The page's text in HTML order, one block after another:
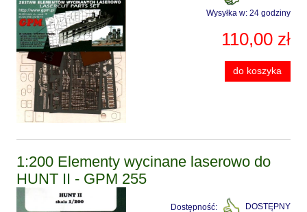
Wysyłka w: 24 godziny
110,00 zł
do koszyka
1:200 Elementy wycinane laserowo do
HUNT II - GPM 255
Dostępność:
DOSTĘPNY